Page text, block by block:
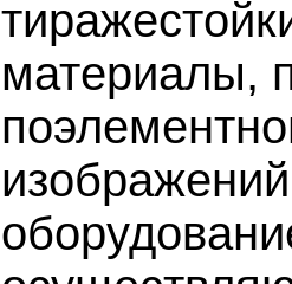
материалы,